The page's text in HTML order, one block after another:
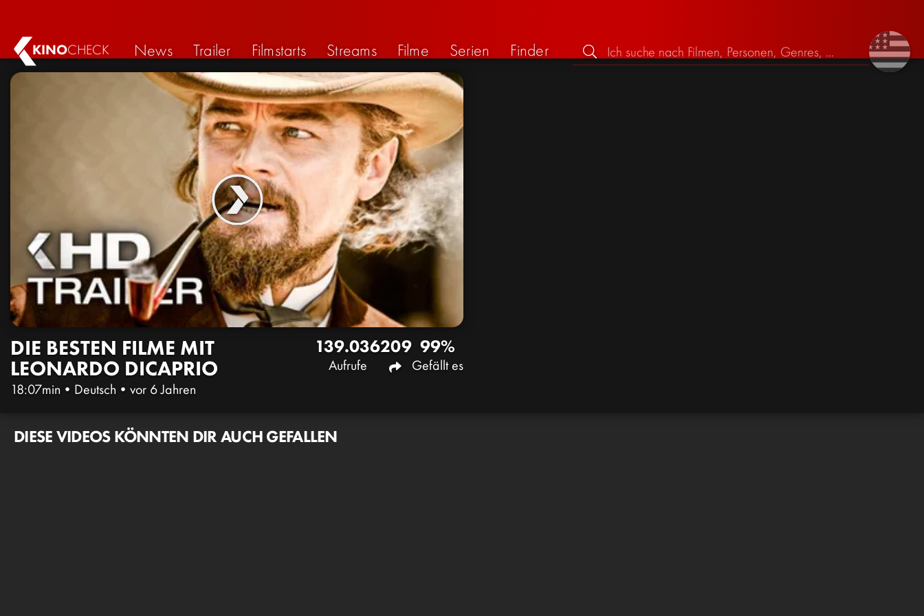
KINOCHECK News Trailer Filmstarts Streams Filme Serien Finder
DIE BESTEN FILME MIT
LEONARDO DICAPRIO
18:07min • Deutsch • vor 6 Jahren
139.036
Aufrufe
209 99%
Gefällt es
DIESE VIDEOS KÖNNTEN DIR AUCH GEFALLEN